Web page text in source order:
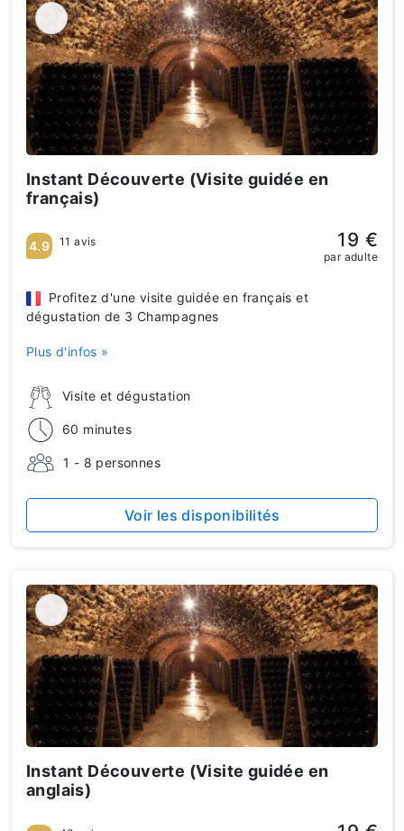
Instant Découverte (Visite guidée en
français)
Visite et dégustation
60 minutes
1 - 8 personnes
Profitez d'une visite guidée en français et
dégustation de 3 Champagnes
Plus d'infos »
4.9 11 avis 19 €
par adulte
Voir les disponibilités
Instant Découverte (Visite guidée en
anglais)